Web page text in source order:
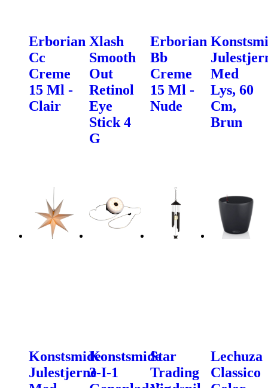
Erborian
Cc
Creme
15 Ml -
Clair
Xlash
Smooth
Out
Retinol
Eye
Stick 4
G
Erborian
Bb
Creme
15 Ml -
Nude
Med
Lys, 60
Cm,
Brun
Konstsmide
Julestjerne
Konstsmide
3-I-1
Star
Trading
Lechuza
Classico